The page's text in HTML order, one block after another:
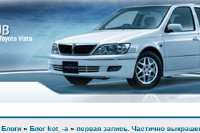
Блоги » Блог kot_-а » первая запись. Частично